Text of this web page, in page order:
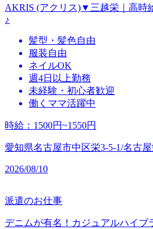
AKRIS (アクリス)▼三越栄｜高時
♪
髪型・髪色自由
服装自由
ネイルOK
週4日以上勤務
未経験・初心者歓迎
働くママ活躍中
時給 ： 1500円~1550円
愛知県名古屋市中区栄3-5-1/名古
2026/08/10
派遣のお仕事
デニムが有名！カジュアルハイブ